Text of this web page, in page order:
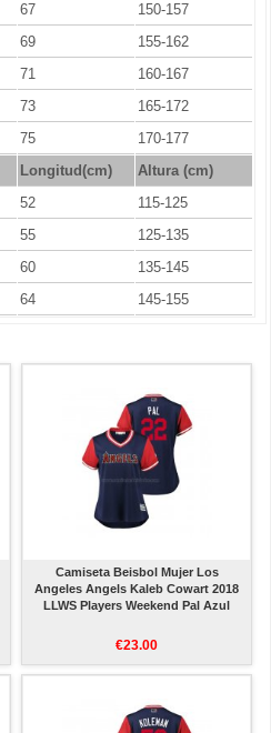
67
150-157
69
155-162
71
160-167
73
165-172
75
170-177
Longitud(cm)
Altura (cm)
52
115-125
55
125-135
60
135-145
64 145-155
Camiseta Beisbol Mujer Los
Angeles Angels Kaleb Cowart 2018
LLWS Players Weekend Pal Azul
€23.00